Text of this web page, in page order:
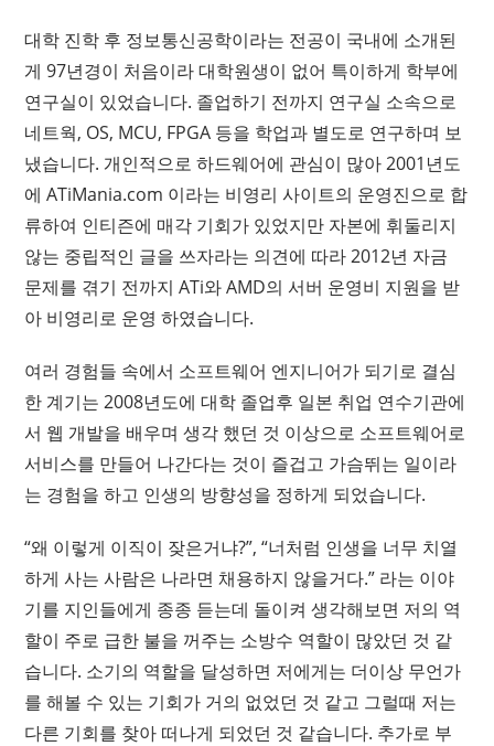
대학 진학 후 정보통신공학이라는 전공이 국내에 소개된
게 97년경이 처음이라 대학원생이 없어 특이하게 학부에
연구실이 있었습니다. 졸업하기 전까지 연구실 소속으로
네트웍, OS, MCU, FPGA 등을 학업과 별도로 연구하며 보
냈습니다. 개인적으로 하드웨어에 관심이 많아 2001년도
에 ATiMania.com 이라는 비영리 사이트의 운영진으로 합
류하여 인티즌에 매각 기회가 있었지만 자본에 휘둘리지
않는 중립적인 글을 쓰자라는 의견에 따라 2012년 자금
문제를 겪기 전까지 ATi와 AMD의 서버 운영비 지원을 받
아 비영리로 운영 하였습니다.
여러 경험들 속에서 소프트웨어 엔지니어가 되기로 결심
한 계기는 2008년도에 대학 졸업후 일본 취업 연수기관에
서 웹 개발을 배우며 생각 했던 것 이상으로 소프트웨어로
서비스를 만들어 나간다는 것이 즐겁고 가슴뛰는 일이라
는 경험을 하고 인생의 방향성을 정하게 되었습니다.
“왜 이렇게 이직이 잦은거냐?”, “너처럼 인생을 너무 치열
하게 사는 사람은 나라면 채용하지 않을거다.” 라는 이야
기를 지인들에게 종종 듣는데 돌이켜 생각해보면 저의 역
할이 주로 급한 불을 꺼주는 소방수 역할이 많았던 것 같
습니다. 소기의 역할을 달성하면 저에게는 더이상 무언가
를 해볼 수 있는 기회가 거의 없었던 것 같고 그럴때 저는
다른 기회를 찾아 떠나게 되었던 것 같습니다. 추가로 부